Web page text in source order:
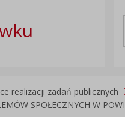
realizacji zadań publicznych
SPOŁECZNYCH W